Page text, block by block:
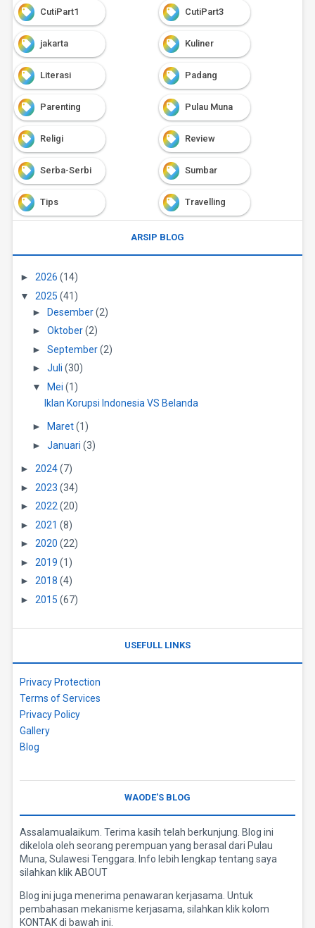
CutiPart1 CutiPart3
jakarta Kuliner
Literasi Padang
Parenting Pulau Muna
Religi Review
Serba-Serbi Sumbar
Tips Travelling
ARSIP BLOG
► 2026 (14)
▼ 2025 (41)
►
Desember(2)
► Oktober(2)
► September(2)
► Juli (30)
▼
Mei (1)
Iklan Korupsi Indonesia VS Belanda
► Maret(1)
► Januari (3)
► 2024(7)
► 2023 (34)
► 2022(20)
► 2021 (8)
► 2020 (22)
► 2019 (1)
► 2018 (4)
► 2015 (67)
USEFULL LINKS
Privacy Protection
Terms of Services
Privacy Policy
Gallery
Blog
WAODE'S BLOG
Assalamualaikum. Terima kasih telah berkunjung. Blog ini
dikelola oleh seorang perempuan yang berasal dari Pulau
Muna, Sulawesi Tenggara. Info lebih lengkap tentang saya
silahkan klik ABOUT
Blog ini juga menerima penawaran kerjasama. Untuk
pembahasan mekanisme kerjasama, silahkan klik kolom
KONTAK di bawah ini.